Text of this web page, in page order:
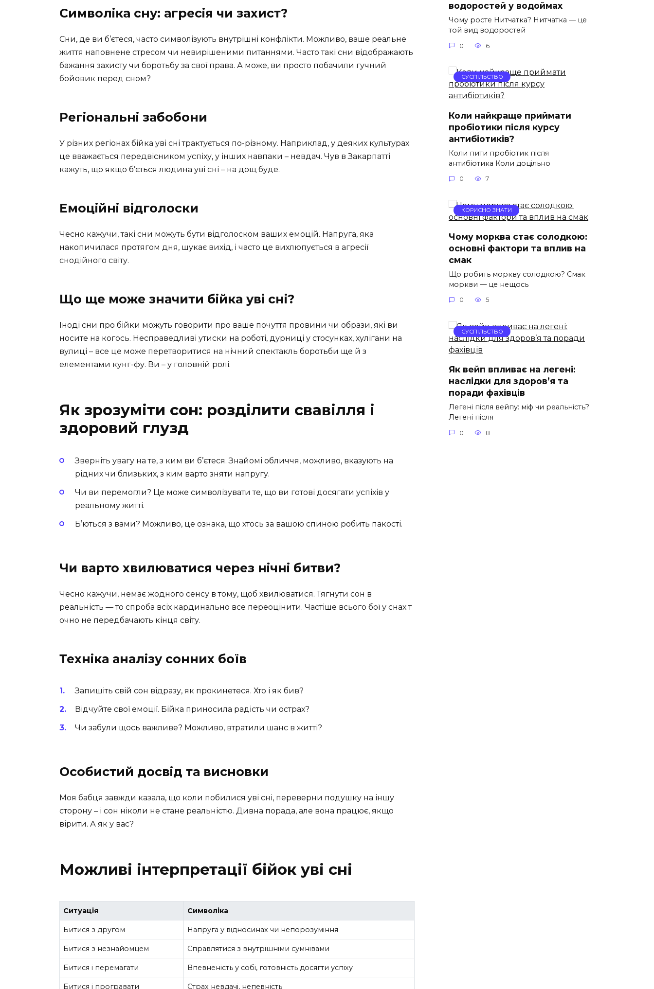
Символіка сну: агресія чи захист?
Сни, де ви б’єтеся, часто символізують внутрішні конфлікти. Можливо, ваше реальне
життя наповнене стресом чи невирішеними питаннями. Часто такі сни відображають
бажання захисту чи боротьбу за свої права. А може, ви просто побачили гучний
бойовик перед сном?
Регіональні забобони
У різних регіонах бійка уві сні трактується по-різному. Наприклад, у деяких культурах
це вважається передвісником успіху, у інших навпаки – невдач. Чув в Закарпатті
кажуть, що якщо б’ється людина уві сні – на дощ буде.
Емоційні відголоски
Чесно кажучи, такі сни можуть бути відголоском ваших емоцій. Напруга, яка
накопичилася протягом дня, шукає вихід, і часто це вихлюпується в агресії
снодійного світу.
Що ще може значити бійка уві сні?
Іноді сни про бійки можуть говорити про ваше почуття провини чи образи, які ви
носите на когось. Несправедливі утиски на роботі, дурниці у стосунках, хулігани на
вулиці – все це може перетворитися на нічний спектакль боротьби ще й з
елементами кунг-фу. Ви – у головній ролі.
Як зрозуміти сон: розділити свавілля і
здоровий глузд
Зверніть увагу на те, з ким ви б’єтеся. Знайомі обличчя, можливо, вказують на
рідних чи близьких, з ким варто зняти напругу.
Чи ви перемогли? Це може символізувати те, що ви готові досягати успіхів у
реальному житті.
Б’ються з вами? Можливо, це ознака, що хтось за вашою спиною робить пакості.
Чи варто хвилюватися через нічні битви?
Чесно кажучи, немає жодного сенсу в тому, щоб хвилюватися. Тягнути сон в
реальність — то спроба всіх кардинально все переоцінити. Частіше всього бої у снах т
очно не передбачають кінця світу.
Техніка аналізу сонних боїв
Запишіть свій сон відразу, як прокинетеся. Хто і як бив?
Відчуйте свої емоції. Бійка приносила радість чи острах?
Чи забули щось важливе? Можливо, втратили шанс в житті?
Особистий досвід та висновки
Моя бабця завжди казала, що коли побилися уві сні, переверни подушку на іншу
сторону – і сон ніколи не стане реальністю. Дивна порада, але вона працює, якщо
вірити. А як у вас?
Можливі інтерпретації бійок уві сні
Ситуація Символіка
Битися з другом Напруга у відносинах чи непорозуміння
Битися з незнайомцем Справлятися з внутрішніми сумнівами
Битися і перемагати Впевненість у собі, готовність досягти успіху
Битися і програвати Страх невдачі, непевність
водоростей у водоймах
Чому росте Нитчатка? Нитчатка — це
той вид водоростей
0 6
СУСПІЛЬСТВО
Коли найкраще приймати
пробіотики після курсу
антибіотиків?
Коли пити пробіотик після
антибіотика Коли доцільно
0 7
КОРИСНО ЗНАТИ
Чому морква стає солодкою:
основні фактори та вплив на
смак
Що робить моркву солодкою? Смак
моркви — це нещось
0 5
СУСПІЛЬСТВО
Як вейп впливає на легені:
наслідки для здоров’я та
поради фахівців
Легені після вейпу: міф чи реальність?
Легені після
0 8